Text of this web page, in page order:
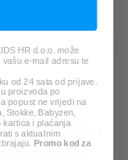
HR d.o.o. može
e-mail adresu te
od 24 sata od prijave.
proizvoda po
popust ne vrijedi na
Stokke, Babyzen,
kartica i plaćanja
s aktualnim
Promo kod za